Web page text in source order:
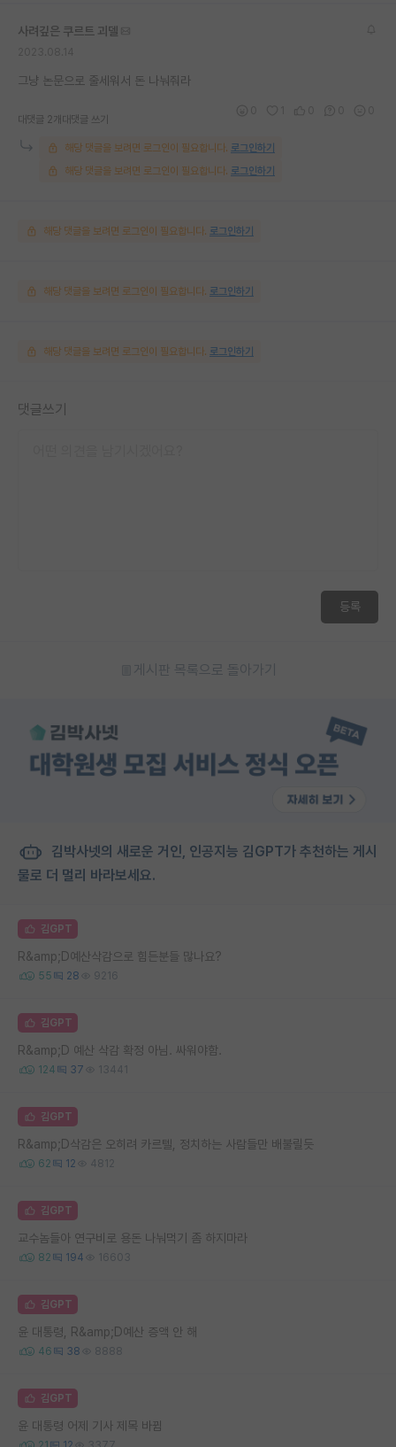
사려깊은 쿠르트 괴델
그냥 논문으로 줄세워서 돈 나눠줘라
대댓글 2개 대댓글 쓰기
해당 댓글을 보려면 로그인이 필요합니다. 로그인하기
해당 댓글을 보려면 로그인이 필요합니다. 로그인하기
해당 댓글을 보려면 로그인이 필요합니다. 로그인하기
해당 댓글을 보려면 로그인이 필요합니다. 로그인하기
해당 댓글을 보려면 로그인이 필요합니다. 로그인하기
댓글쓰기
등록
게시판 목록으로 돌아가기
김박사넷의 새로운 거인, 인공지능 김GPT가 추천하는 게시
물로 더 멀리 바라보세요.
김GPT
R&amp;D예산삭감으로 힘든분들 많나요?
55 28 9216
김GPT
R&amp;D 예산 삭감 확정 아님. 싸워야함.
124 37 13441
김GPT
R&amp;D삭감은 오히려 카르텔, 정치하는 사람들만 배불릴듯
62 12 4812
김GPT
교수놈들아 연구비로 용돈 나눠먹기 좀 하지마라
82 194 16603
김GPT
윤 대통령, R&amp;D예산 증액 안 해
46 38 8888
김GPT
윤 대통령 어제 기사 제목 바뀜